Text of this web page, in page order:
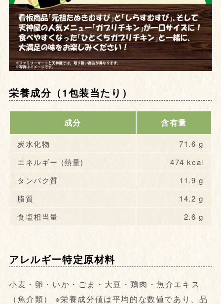
栄養成分（1包装当たり）
成分 含有量
炭水化物
71.6 g
エネルギー (熱量)
474 kcal
タンパク質
11.9 g
脂質
14.2 g
食塩相当量
2.6 g
アレルギー特定原材料
小麦・卵・いか・ごま・大豆・鶏肉・魚介エキス
（魚介類） ※栄養成分値は平均的な数値であり、品